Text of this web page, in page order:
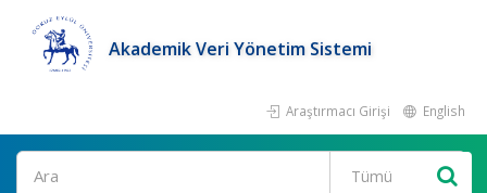
Akademik Veri Yönetim Sistemi
Araştırmacı Girişi English
Ara